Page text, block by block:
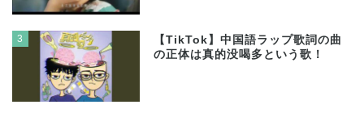
3
【TikTok】中国語ラップ歌詞の曲
の正体は真的没喝多という歌！